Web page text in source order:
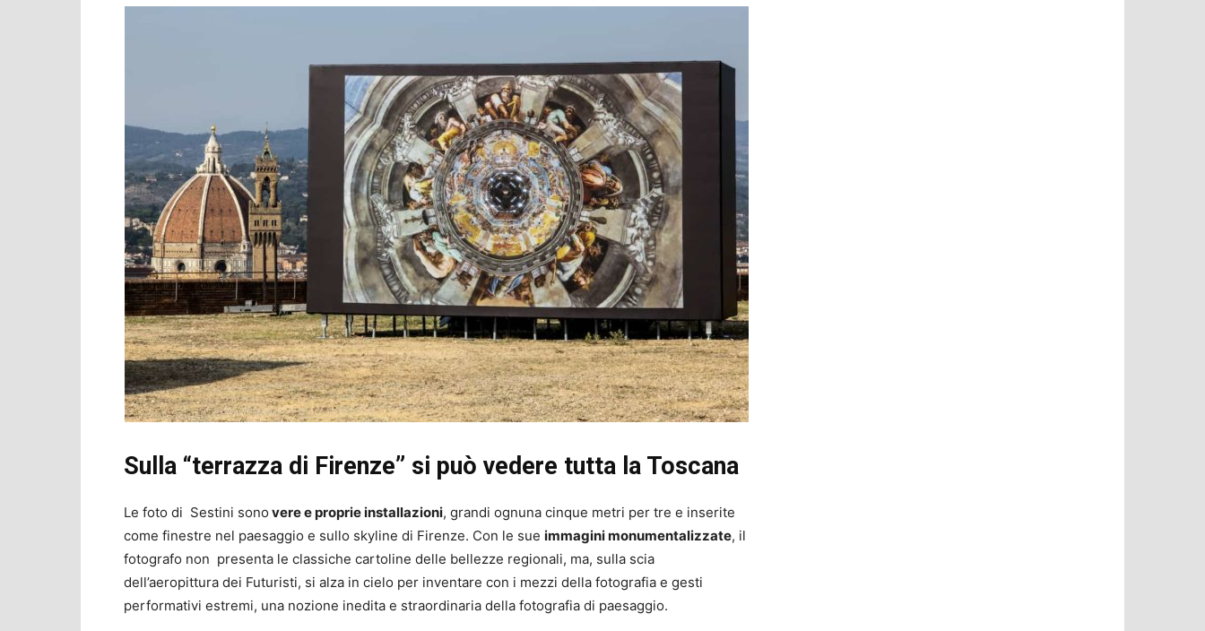
Sulla “terrazza di Firenze” si può vedere tutta la Toscana
Le foto di Sestini sono vere e proprie installazioni, grandi ognuna cinque metri per tre e inserite
come finestre nel paesaggio e sullo skyline di Firenze. Con le sue immagini monumentalizzate, il
fotografo non presenta le classiche cartoline delle bellezze regionali, ma, sulla scia
dell’aeropittura dei Futuristi, si alza in cielo per inventare con i mezzi della fotografia e gesti
performativi estremi, una nozione inedita e straordinaria della fotografia di paesaggio.